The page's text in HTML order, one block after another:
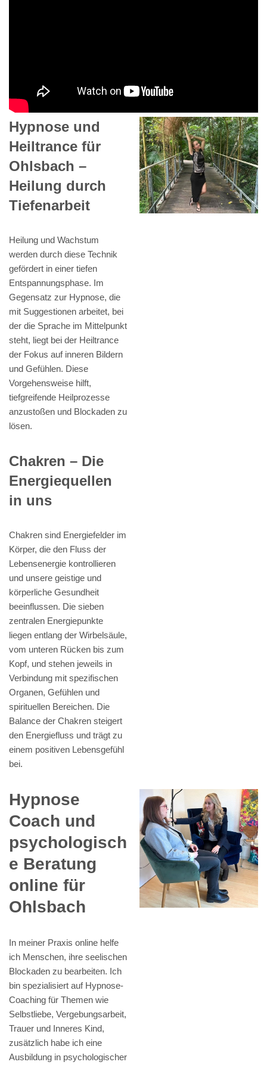
Hypnose und
Heiltrance für
Ohlsbach –
Heilung durch
Tiefenarbeit
Heilung und Wachstum
werden durch diese Technik
gefördert in einer tiefen
Entspannungsphase. Im
Gegensatz zur Hypnose, die
mit Suggestionen arbeitet, bei
der die Sprache im Mittelpunkt
steht, liegt bei der Heiltrance
der Fokus auf inneren Bildern
und Gefühlen. Diese
Vorgehensweise hilft,
tiefgreifende Heilprozesse
anzustoßen und Blockaden zu
lösen.
Chakren – Die
Energiequellen
in uns
Chakren sind Energiefelder im
Körper, die den Fluss der
Lebensenergie kontrollieren
und unsere geistige und
körperliche Gesundheit
beeinflussen. Die sieben
zentralen Energiepunkte
liegen entlang der Wirbelsäule,
vom unteren Rücken bis zum
Kopf, und stehen jeweils in
Verbindung mit spezifischen
Organen, Gefühlen und
spirituellen Bereichen. Die
Balance der Chakren steigert
den Energiefluss und trägt zu
einem positiven Lebensgefühl
bei.
Hypnose
Coach und
psychologisch
e Beratung
online für
Ohlsbach
In meiner Praxis online helfe
ich Menschen, ihre seelischen
Blockaden zu bearbeiten. Ich
bin spezialisiert auf Hypnose-
Coaching für Themen wie
Selbstliebe, Vergebungsarbeit,
Trauer und Inneres Kind,
zusätzlich habe ich eine
Ausbildung in psychologischer